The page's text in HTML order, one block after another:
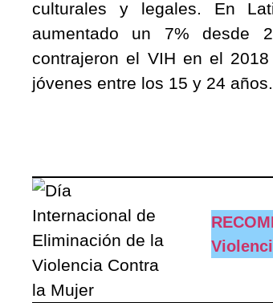
culturales y legales. En
aumentado un 7% desde
contrajeron el VIH en el
jóvenes entre los 15 y 24 años.